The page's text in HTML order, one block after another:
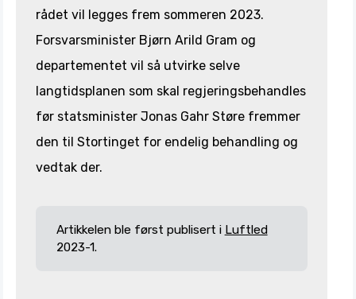
rådet vil legges frem sommeren 2023.
Forsvarsminister Bjørn Arild Gram og
departementet vil så utvirke selve
langtidsplanen som skal regjeringsbehandles
før statsminister Jonas Gahr Støre fremmer
den til Stortinget for endelig behandling og
vedtak der.
Artikkelen ble først publisert i Luftled
2023-1.